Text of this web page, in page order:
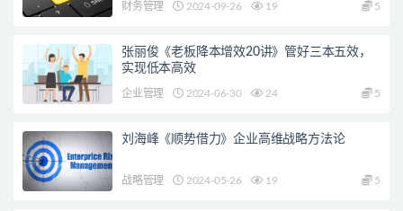
财务管理 2024-09-26 19 5
张丽俊《老板降本增效20讲》管好三本五效，
实现低本高效
企业管理 2024-06-30 24 5
刘海峰《顺势借力》企业高维战略方法论
战略管理 2024-05-26 19 5